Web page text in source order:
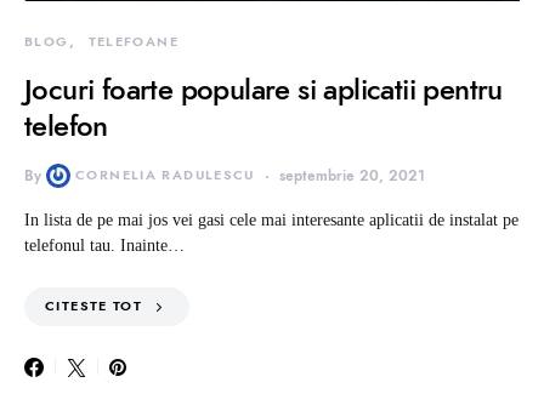
BLOG TELEFOANE
Jocuri foarte populare si aplicatii pentru
telefon
By CORNELIA RADULESCU septembrie 20, 2021
In lista de pe mai jos vei gasi cele mai interesante aplicatii de instalat pe
telefonul tau. Inainte…
CITESTE TOT